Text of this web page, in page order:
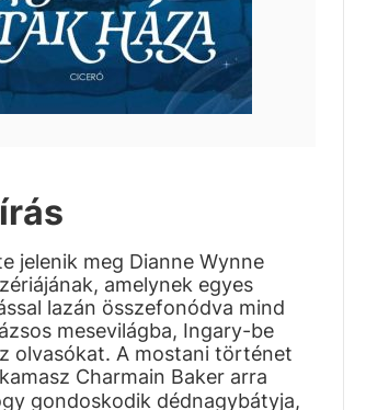
jelenik meg Dianne Wynne
amelynek egyes
lazán összefonódva mind
mesevilágba, Ingary-be
olvasókat. A mostani történet
Charmain Baker arra
gondoskodik dédnagybátyja,